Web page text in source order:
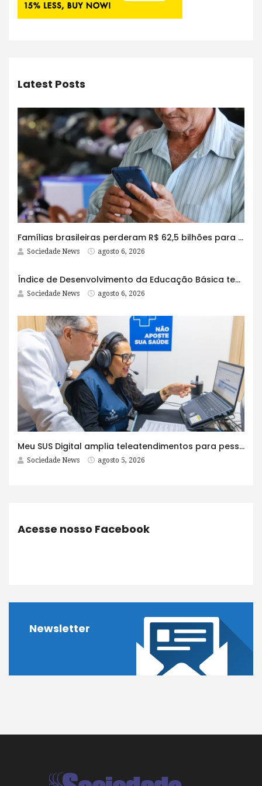
Latest Posts
Famílias brasileiras perderam R$ 62,5 bilhões para bets em 2025
Sociedade News agosto 6, 2026
Índice de Desenvolvimento da Educação Básica tem elevação em todas as etapas
Sociedade News agosto 6, 2026
Meu SUS Digital amplia teleatendimentos para pessoas com problemas com jogos e apostas
Sociedade News agosto 5, 2026
Acesse nosso Facebook
Newsletter